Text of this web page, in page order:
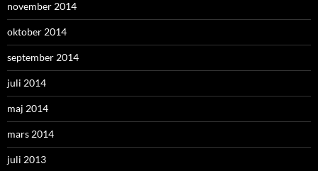
november 2014
oktober 2014
september 2014
juli 2014
maj 2014
mars 2014
juli 2013